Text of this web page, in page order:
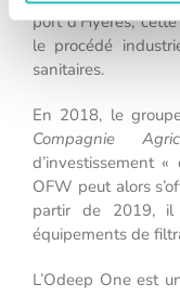
port d’Hyères,
le procédé
sanitaires.
En 2018, le
Compagnie
d’investissement
OFW peut alors
partir de 2019, il
équipements de
L’Odeep One est